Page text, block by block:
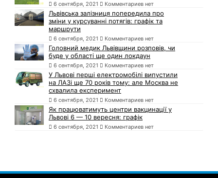
6 сентября, 2021 Комментариев нет
Львівська залізниця попередила про
зміни у курсуванні потягів: графік та
маршрути
6 сентября, 2021 Комментариев нет
Головний медик Львівщини розповів, чи
буде у області ще один локдаун
6 сентября, 2021 Комментариев нет
У Львові перші електромобілі випустили
на ЛАЗі ще 70 років тому: але Москва не
схвалила експеримент
6 сентября, 2021 Комментариев нет
Як працюватимуть центри вакцинації у
Львові 6 — 10 вересня: графік
6 сентября, 2021 Комментариев нет